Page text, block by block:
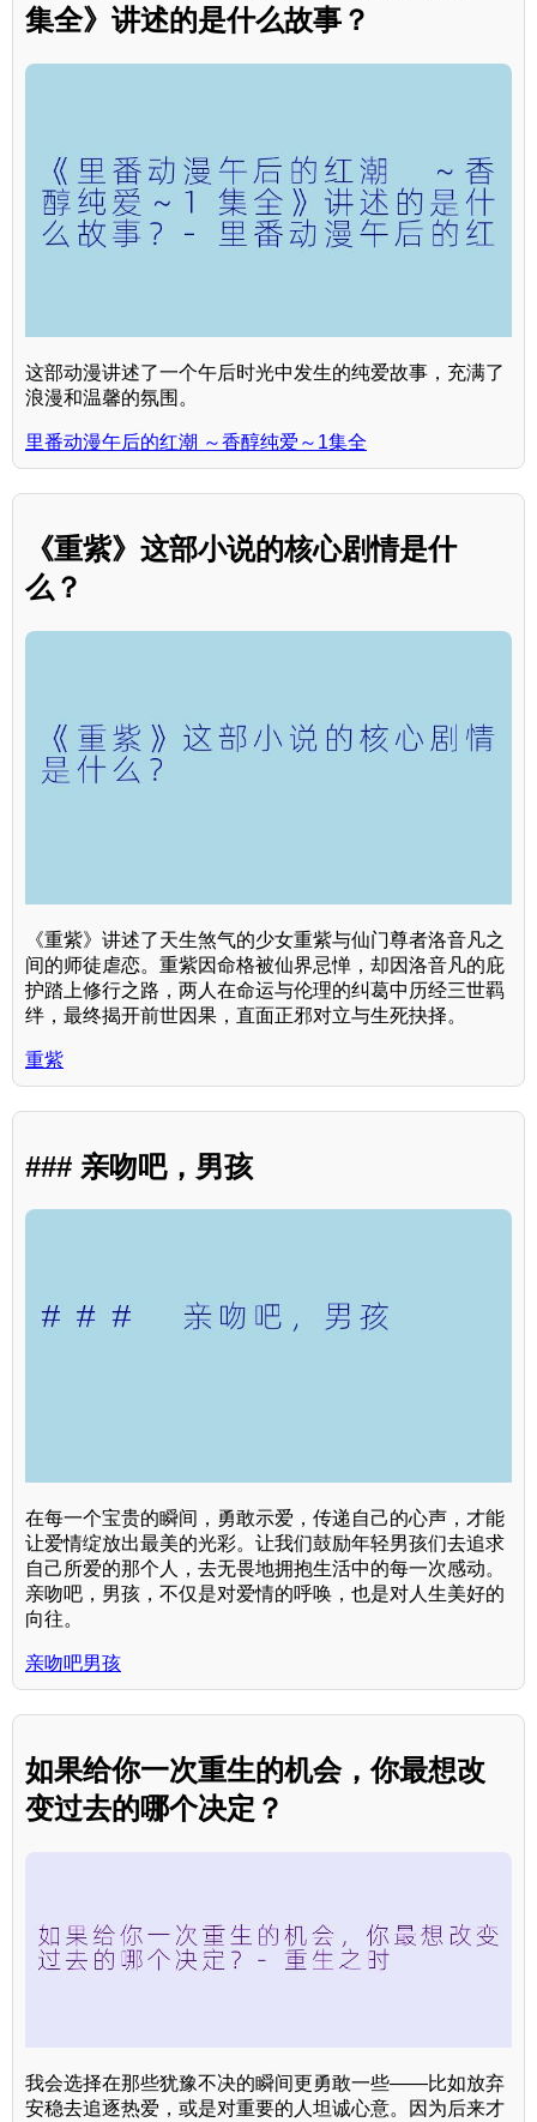
集全》讲述的是什么故事？
这部动漫讲述了一个午后时光中发生的纯爱故事，充满了
浪漫和温馨的氛围。
里番动漫午后的红潮 ～香醇纯爱～1集全
《重紫》这部小说的核心剧情是什
么？
《重紫》讲述了天生煞气的少女重紫与仙门尊者洛音凡之
间的师徒虐恋。重紫因命格被仙界忌惮，却因洛音凡的庇
护踏上修行之路，两人在命运与伦理的纠葛中历经三世羁
绊，最终揭开前世因果，直面正邪对立与生死抉择。
重紫
### 亲吻吧，男孩
在每一个宝贵的瞬间，勇敢示爱，传递自己的心声，才能
让爱情绽放出最美的光彩。让我们鼓励年轻男孩们去追求
自己所爱的那个人，去无畏地拥抱生活中的每一次感动。
亲吻吧，男孩，不仅是对爱情的呼唤，也是对人生美好的
向往。
亲吻吧男孩
如果给你一次重生的机会，你最想改
变过去的哪个决定？
我会选择在那些犹豫不决的瞬间更勇敢一些——比如放弃
安稳去追逐热爱，或是对重要的人坦诚心意。因为后来才